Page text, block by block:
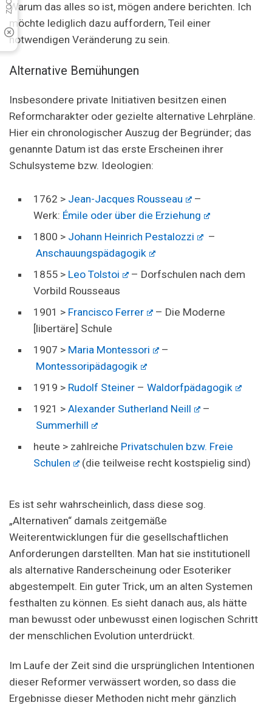
Warum das alles so ist, mögen andere berichten. Ich
möchte lediglich dazu auffordern, Teil einer
notwendigen Veränderung zu sein.
Alternative Bemühungen
Insbesondere private Initiativen besitzen einen
Reformcharakter oder gezielte alternative Lehrpläne.
Hier ein chronologischer Auszug der Begründer; das
genannte Datum ist das erste Erscheinen ihrer
Schulsysteme bzw. Ideologien:
1762 > Jean-Jacques Rousseau
–
Werk: Émile oder über die Erziehung
1800 > Johann Heinrich Pestalozzi
–
Anschauungspädagogik
1855 > Leo Tolstoi
– Dorfschulen nach dem
Vorbild Rousseaus
1901 > Francisco Ferrer
– Die Moderne
[libertäre] Schule
1907 > Maria Montessori
–
Montessoripädagogik
1919 > Rudolf Steiner – Waldorfpädagogik
1921 > Alexander Sutherland Neill
–
Summerhill
heute > zahlreiche Privatschulen bzw. Freie
Schulen
(die teilweise recht kostspielig sind)
Es ist sehr wahrscheinlich, dass diese sog.
„Alternativen“ damals zeitgemäße
Weiterentwicklungen für die gesellschaftlichen
Anforderungen darstellten. Man hat sie institutionell
als alternative Randerscheinung oder Esoteriker
abgestempelt. Ein guter Trick, um an alten Systemen
festhalten zu können. Es sieht danach aus, als hätte
man bewusst oder unbewusst einen logischen Schritt
der menschlichen Evolution unterdrückt.
Im Laufe der Zeit sind die ursprünglichen Intentionen
dieser Reformer verwässert worden, so dass die
Ergebnisse dieser Methoden nicht mehr gänzlich